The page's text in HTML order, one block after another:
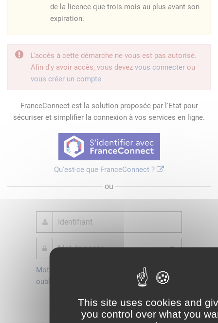
This site uses cookies and
you control over what you
de la licence que trois mois au plus avant son
expiration.
L'accès à cette démarche ne vous est pas autorisé.
Afin d'y avoir accès, vous devez vous connecter ou
vous créer un compte
FranceConnect est la solution proposée par l'Etat pour
sécuriser et simplifier la connexion à vos services en ligne.
Qu'est-ce que FranceConnect ?
ou
Mot de passe
oublié ?
Je crée mon
compte
Connexion